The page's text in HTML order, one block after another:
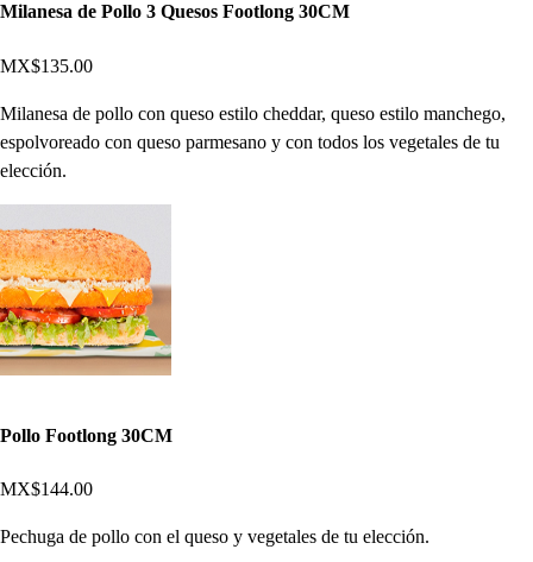
Milanesa de Pollo 3 Quesos Footlong 30CM
MX$135.00
Milanesa de pollo con queso estilo cheddar, queso estilo manchego,
espolvoreado con queso parmesano y con todos los vegetales de tu
elección.
Pollo Footlong 30CM
MX$144.00
Pechuga de pollo con el queso y vegetales de tu elección.